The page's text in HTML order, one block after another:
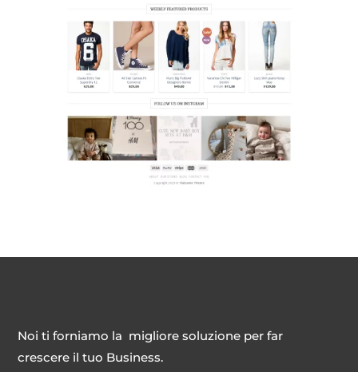
Noi ti forniamo la migliore soluzione per far
crescere il tuo Business.